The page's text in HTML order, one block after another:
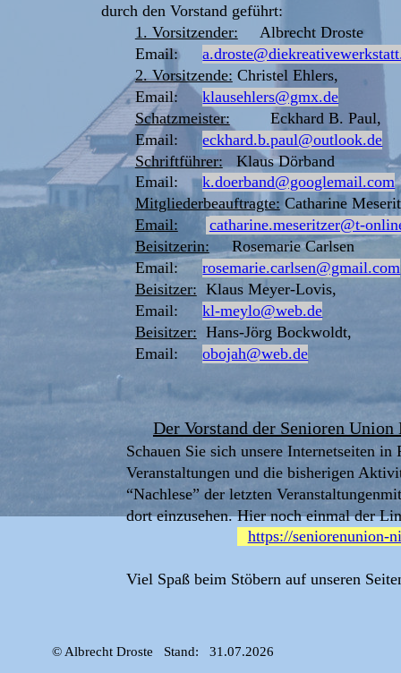
© Albrecht Droste   Stand:   31.07.2026
durch den Vorstand geführt:
1. Vorsitzender:
     Albrecht Droste
Email:
2. Vorsitzende: Christel Ehlers,
Email:
klausehlers@gmx.de
Schatzmeister:
Eckhard B. Paul,
Email:
eckhard.b.paul@outlook.de
Schriftführer:
Klaus Dörband
Email:
k.doerband@googlemail.com
Mitgliederbeauftragte: Catharine
Email:
catharine.meseritzer@t-
Beisitzerin:
     Rosemarie Carlsen
Email:
rosemarie.carlsen@gmail.com
Beisitzer:
  Klaus Meyer-Lovis,
Email:
kl-meylo@web.de
Beisitzer:
  Hans-Jörg Bockwoldt,
Email:
obojah@web.de
Der Vorstand der Senioren
Schauen Sie sich unsere Internetseiten
Veranstaltungen und die bisherigen
“Nachlese” der letzten
dort einzusehen. Hier noch einmal der
https://seniorenunion-
Viel Spaß beim Stöbern auf unseren